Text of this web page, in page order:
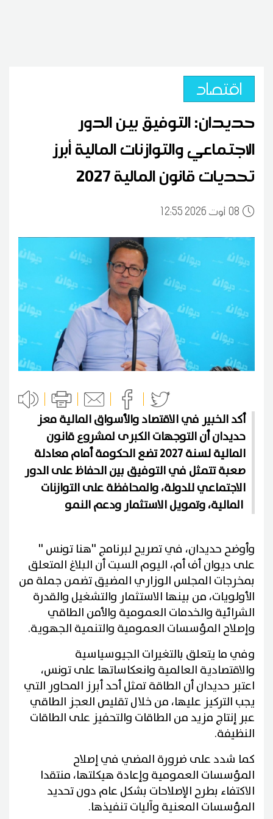
اقتصاد
حديدان: التوفيق بين الدور
الاجتماعي والتوازنات المالية أبرز
تحديات قانون المالية 2027
0812:55 2026 أوت
أكد الخبير في الاقتصاد والأسواق المالية معز
حديدان أن التوجهات الكبرى لمشروع قانون
المالية لسنة 2027 تضع الحكومة أمام معادلة
صعبة تتمثل في التوفيق بين الحفاظ على الدور
الاجتماعي للدولة، والمحافظة على التوازنات
وأوضح حديدان، في تصريح لبرنامج ''هنا تونس ''
على ديوان أف أم، اليوم السبت أن البلاغ المتعلق
بمخرجات المجلس الوزاري المضيق تضمن جملة من
الأولويات، من بينها الاستثمار والتشغيل والقدرة
الشرائية والخدمات العمومية والأمن الطاقي
وإصلاح المؤسسات العمومية والتنمية الجهوية.
وفي ما يتعلق بالتغيرات الجيوسياسية
والاقتصادية العالمية وانعكاساتها على تونس،
اعتبر حديدان أن الطاقة تمثل أحد أبرز المحاور التي
يجب التركيز عليها، من خلال تقليص العجز الطاقي
عبر إنتاج مزيد من الطاقات والتحفيز على الطاقات
النظيفة.
كما شدد على ضرورة المضي في إصلاح
المؤسسات العمومية وإعادة هيكلتها، منتقدا
الاكتفاء بطرح الإصلاحات بشكل عام دون تحديد
المؤسسات المعنية وآليات تنفيذها.